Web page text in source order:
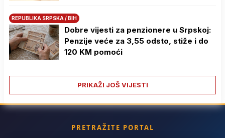
REPUBLIKA SRPSKA / BIH
Dobre vijesti za penzionere u Srpskoj:
Penzije veće za 3,55 odsto, stiže i do
120 KM pomoći
PRIKAŽI JOŠ VIJESTI
PRETRAŽITE PORTAL